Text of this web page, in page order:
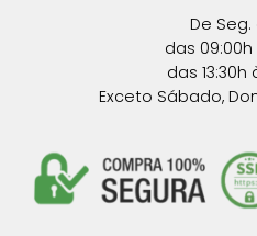
De Seg.
das 09:00h
das 13:30h
Exceto Sábado,